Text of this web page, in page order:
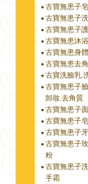
古寶無患子
古寶無患子
古寶無患子
古寶無患沐
古寶無患身
古寶無患去
古寶洗臉乳.
古寶無患子
卸妝.去角質
古寶無患子
古寶無患子
古寶無患子
古寶無患子
粉
古寶無患子
手霜